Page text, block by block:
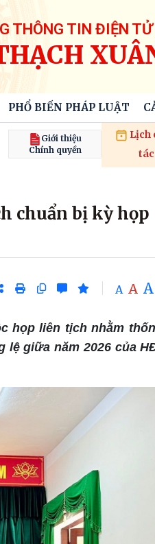
THÔNG TIN ĐIỆN TỬ
PHỔ BIẾN PHÁP LUẬT
Giới thiệu
Chính quyền
Lịch
tác
chuẩn bị kỳ họp
A A A
họp liên tịch nhằm
giữa năm 2026 của